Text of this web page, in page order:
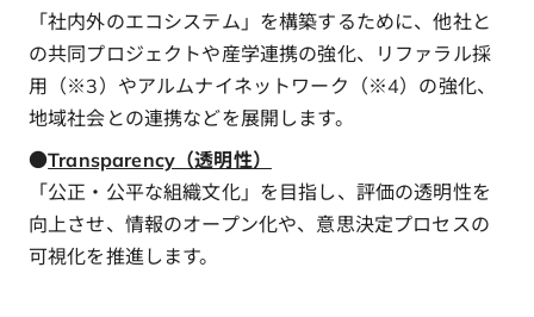
「社内外のエコシステム」を構築するために、他社と
の共同プロジェクトや産学連携の強化、リファラル採
用（※3）やアルムナイネットワーク（※4）の強化、
地域社会との連携などを展開します。
●Transparency（透明性）
「公正・公平な組織文化」を目指し、評価の透明性を
向上させ、情報のオープン化や、意思決定プロセスの
可視化を推進します。